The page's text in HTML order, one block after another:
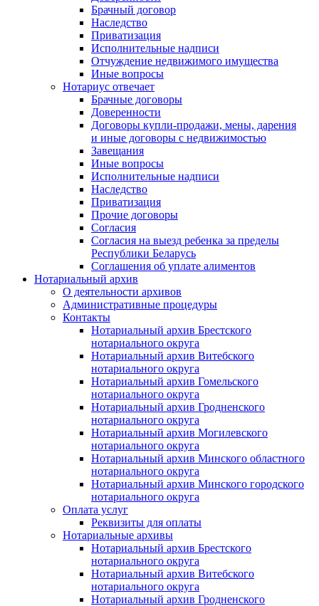
Брачный договор
Наследство
Приватизация
Исполнительные надписи
Отчуждение недвижимого имущества
Иные вопросы
Нотариус отвечает
Брачные договоры
Доверенности
Договоры купли-продажи, мены, дарения
и иные договоры с недвижимостью
Завещания
Иные вопросы
Исполнительные надписи
Наследство
Приватизация
Прочие договоры
Согласия
Согласия на выезд ребенка за пределы
Республики Беларусь
Соглашения об уплате алиментов
Нотариальный архив
О деятельности архивов
Административные процедуры
Контакты
Нотариальный архив Брестского
нотариального округа
Нотариальный архив Витебского
нотариального округа
Нотариальный архив Гомельского
нотариального округа
Нотариальный архив Гродненского
нотариального округа
Нотариальный архив Могилевского
нотариального округа
Нотариальный архив Минского областного
нотариального округа
Нотариальный архив Минского городского
нотариального округа
Оплата услуг
Реквизиты для оплаты
Нотариальные архивы
Нотариальный архив Брестского
нотариального округа
Нотариальный архив Витебского
нотариального округа
Нотариальный архив Гродненского